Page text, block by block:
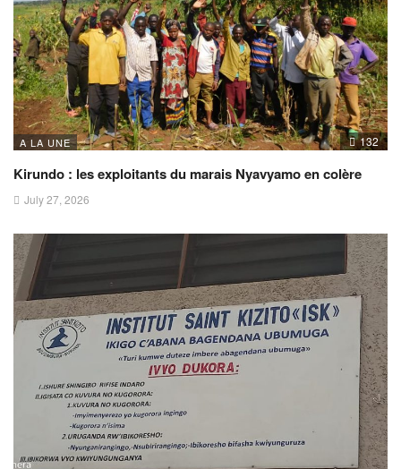
A LA UNE 132
Kirundo : les exploitants du marais Nyavyamo en colère
July 27, 2026